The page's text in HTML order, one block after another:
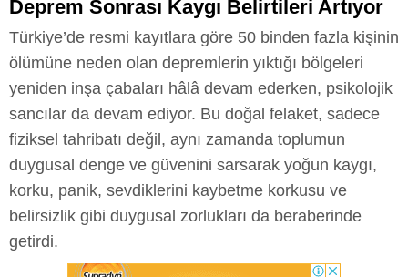
Deprem Sonrası Kaygı Belirtileri Artıyor
Türkiye’de resmi kayıtlara göre 50 binden fazla kişinin
ölümüne neden olan depremlerin yıktığı bölgeleri
yeniden inşa çabaları hâlâ devam ederken, psikolojik
sancılar da devam ediyor. Bu doğal felaket, sadece
fiziksel tahribatı değil, aynı zamanda toplumun
duygusal denge ve güvenini sarsarak yoğun kaygı,
korku, panik, sevdiklerini kaybetme korkusu ve
belirsizlik gibi duygusal zorlukları da beraberinde
getirdi.